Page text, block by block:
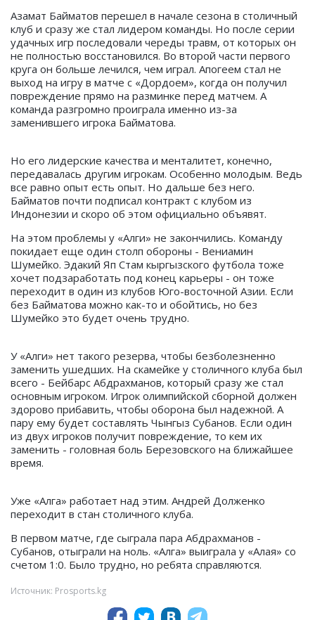
Азамат Байматов перешел в начале сезона в столичный
клуб и сразу же стал лидером команды. Но после серии
удачных игр последовали череды травм, от которых он
не полностью восстановился. Во второй части первого
круга он больше лечился, чем играл. Апогеем стал не
выход на игру в матче с «Дордоем», когда он получил
повреждение прямо на разминке перед матчем. А
команда разгромно проиграла именно из-за
заменившего игрока Байматова.
Но его лидерские качества и менталитет, конечно,
передавалась другим игрокам. Особенно молодым. Ведь
все равно опыт есть опыт. Но дальше без него.
Байматов почти подписал контракт с клубом из
Индонезии и скоро об этом официально объявят.
На этом проблемы у «Алги» не закончились. Команду
покидает еще один столп обороны - Вениамин
Шумейко. Эдакий Яп Стам кыргызского футбола тоже
хочет подзаработать под конец карьеры - он тоже
переходит в один из клубов Юго-восточной Азии. Если
без Байматова можно как-то и обойтись, но без
Шумейко это будет очень трудно.
У «Алги» нет такого резерва, чтобы безболезненно
заменить ушедших. На скамейке у столичного клуба был
всего - Бейбарс Абдрахманов, который сразу же стал
основным игроком. Игрок олимпийской сборной должен
здорово прибавить, чтобы оборона был надежной. А
пару ему будет составлять Чынгыз Субанов. Если один
из двух игроков получит повреждение, то кем их
заменить - головная боль Березовского на ближайшее
время.
Уже «Алга» работает над этим. Андрей Долженко
переходит в стан столичного клуба.
В первом матче, где сыграла пара Абдрахманов -
Субанов, отыграли на ноль. «Алга» выиграла у «Алая» со
счетом 1:0. Было трудно, но ребята справляются.
Источник: Prosports.kg